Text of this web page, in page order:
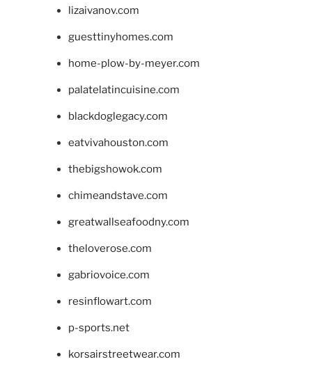
lizaivanov.com
guesttinyhomes.com
home-plow-by-meyer.com
palatelatincuisine.com
blackdoglegacy.com
eatvivahouston.com
thebigshowok.com
chimeandstave.com
greatwallseafoodny.com
theloverose.com
gabriovoice.com
resinflowart.com
p-sports.net
korsairstreetwear.com